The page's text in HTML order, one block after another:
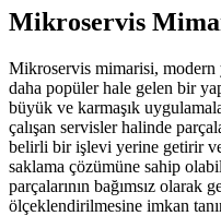
Mikroservis
Mikroservis mimarisi, modern
daha popüler hale gelen bir
büyük ve karmaşık
çalışan servisler halinde
belirli bir işlevi yerine getirir
saklama çözümüne sahip
parçalarının bağımsız olarak
ölçeklendirilmesine imkan